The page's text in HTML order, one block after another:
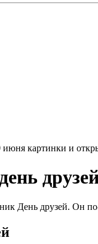
картинки и
День друзей. Он